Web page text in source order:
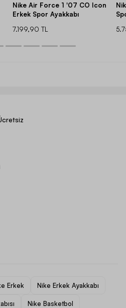
Nike Air Force 1 '07 CO Icon
Erkek Spor Ayakkabı
7.199,90 TL
Erkek Nike Erkek Ayakkabı
Nike Basketbol